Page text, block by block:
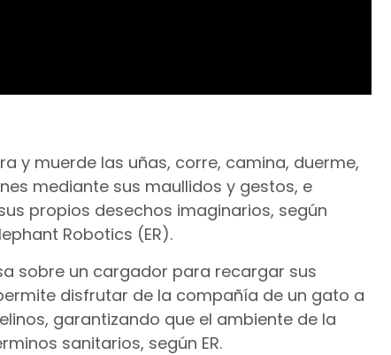
y muerde las uñas, corre, camina, duerme,
mediante sus maullidos y gestos, e
propios desechos imaginarios, según
Robotics (ER).
sobre un cargador para recargar sus
disfrutar de la compañía de un gato a
garantizando que el ambiente de la
sanitarios, según ER.